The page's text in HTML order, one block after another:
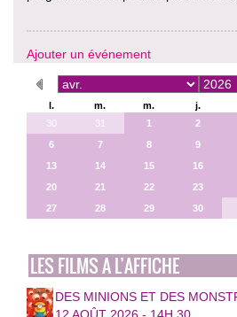
Ajouter un événement
l. m. m. j.
30
31 1 2
6
7 8 9
13
14 15 16
20
21 22 23
27
28 29 30
LES FILMS A L’AFFICHE
DES MINIONS ET DES